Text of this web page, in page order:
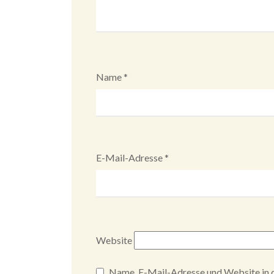
Name*
E-Mail-Adresse*
Website